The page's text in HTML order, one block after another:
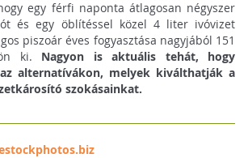
egy férfi naponta átlagosan négyszer
és egy öblítéssel közel 4 liter ivóvizet
piszoár éves fogyasztása nagyjából 151
ki. Nagyon is aktuális tehát, hogy
alternatívákon, melyek kiválthatják a
szokásainkat.